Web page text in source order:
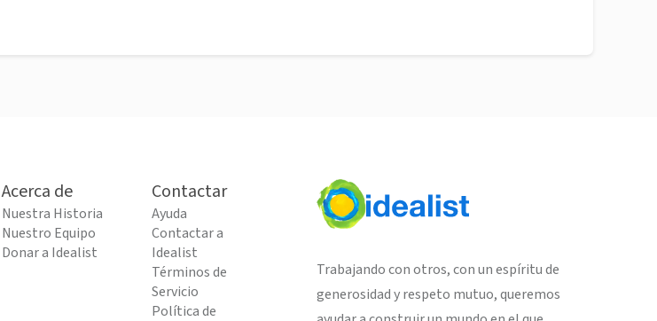
Acerca de
Nuestra Historia
Nuestro Equipo
Donar a Idealist
Contactar
Ayuda
Contactar a
Idealist
Términos de
Servicio
Política de
Trabajando con otros, con un espíritu de
generosidad y respeto mutuo, queremos